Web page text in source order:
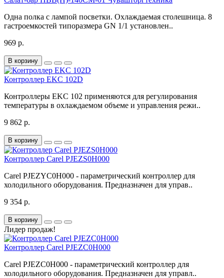
Одна полка с лампой посветки. Охлаждаемая столешница. 8
гастроемкостей типоразмера GN 1/1 установлен..
969 р.
В корзину
Контроллер EKC 102D
Контроллеры EKC 102 применяются для регулирования
температуры в охлаждаемом объеме и управления режи..
9 862 р.
В корзину
Контроллер Carel PJEZS0H000
Carel PJEZYC0H000 - параметрический контроллер для
холодильного оборудования. Предназначен для управ..
9 354 р.
В корзину
Лидер продаж!
Контроллер Carel PJEZC0H000
Carel PJEZC0H000 - параметрический контроллер для
холодильного оборудования. Предназначен для управл..